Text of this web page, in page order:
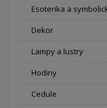
Esoterika a
Dekor
Lampy a lustry
Hodiny
Cedule